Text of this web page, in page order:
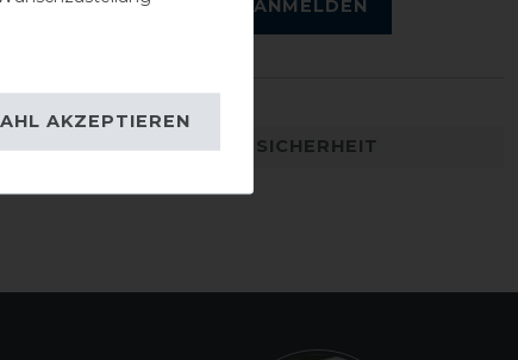
ANMELDEN
DETAILS ZUR PRODUKTSICHERHEIT
AKZEPTIEREN